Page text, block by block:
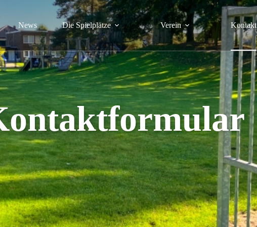
News Die Spielplätze Verein Kontakt